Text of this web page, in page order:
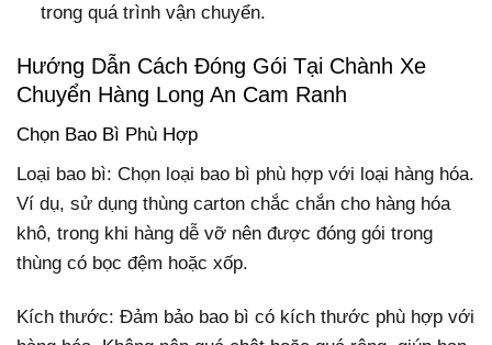
trong quá trình vận chuyển.
Hướng Dẫn Cách Đóng Gói Tại Chành Xe
Chuyển Hàng Long An Cam Ranh
Chọn Bao Bì Phù Hợp
Loại bao bì: Chọn loại bao bì phù hợp với loại hàng hóa.
Ví dụ, sử dụng thùng carton chắc chắn cho hàng hóa
khô, trong khi hàng dễ vỡ nên được đóng gói trong
thùng có bọc đệm hoặc xốp.
Kích thước: Đảm bảo bao bì có kích thước phù hợp với